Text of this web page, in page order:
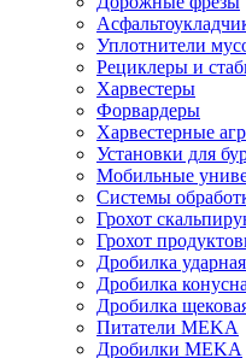
Уплотнители
Рециклеры и
Харвестеры
Форвардеры
Харвестерные
Установки для
Мобильные
Системы
Грохот
Грохот
Дробилка
Дробилка
Дробилка
Питатели MEKA
Дробилки MEKA